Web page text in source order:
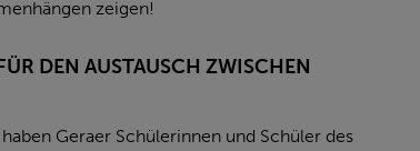
zeigen!
DEN AUSTAUSCH ZWISCHEN
Geraer Schülerinnen und Schüler des